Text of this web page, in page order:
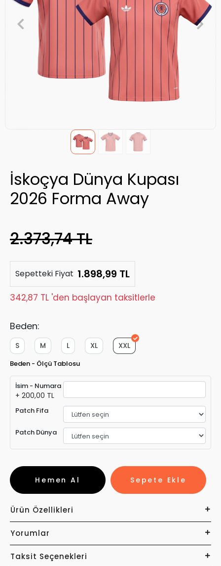
İskoçya Dünya Kupası
2026 Forma Away
2.373,74 TL
Sepetteki Fiyat 1.898,99 TL
342,87 TL 'den başlayan taksitlerle
Beden:
XXL
XL
L
M
S
Beden - Ölçü Tablosu
İsim - Numara
+ 200,00 TL
Patch Fifa
Patch Dünya
Sepete Ekle
Hemen Al
Ürün Özellikleri
Yorumlar
Taksit Seçenekleri